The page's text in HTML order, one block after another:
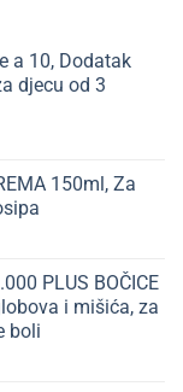
a 10, Dodatak
djecu od 3
150ml, Za
PLUS BOČICE
i mišića, za
boli